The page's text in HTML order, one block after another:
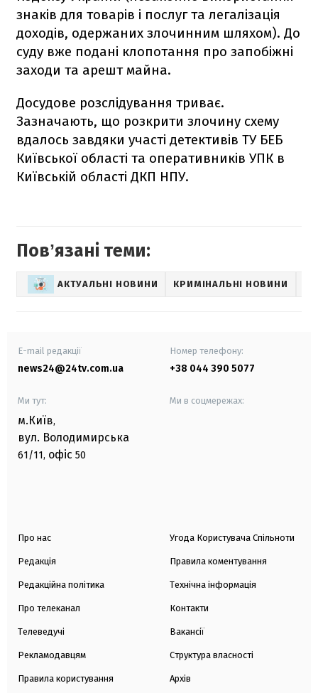
знаків для товарів і послуг та легалізація
доходів, одержаних злочинним шляхом). До
суду вже подані клопотання про запобіжні
заходи та арешт майна.
Досудове розслідування триває.
Зазначають, що розкрити злочину схему
вдалось завдяки участі детективів ТУ БЕБ
Київської області та оперативників УПК в
Київській області ДКП НПУ.
Повʼязані теми:
АКТУАЛЬНІ НОВИНИ КРИМІНАЛЬНІ НОВИНИ
E-mail редакції
news24@24tv.com.ua
Номер телефону:
+38 044 390 5077
Ми тут:
м.Київ,
вул. Володимирська
61/11, офіс 50
Ми в соцмережах:
Про нас
Редакція
Редакційна політика
Про телеканал
Телеведучі
Рекламодавцям
Правила користування
Угода Користувача Спільноти
Правила коментування
Технічна інформація
Контакти
Вакансії
Структура власності
Архів